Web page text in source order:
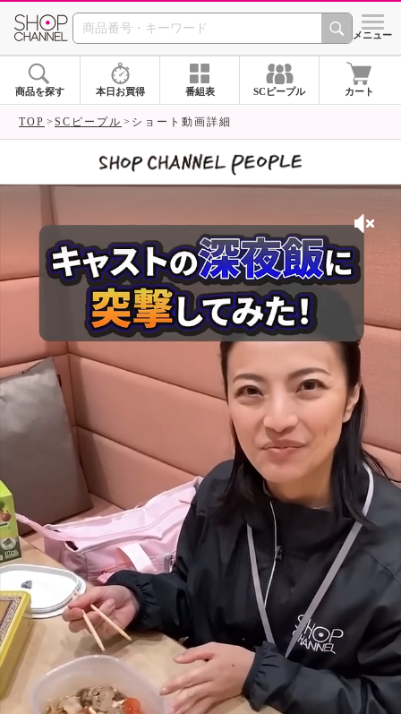
SHOP CHANNEL シメニュー
商品を探す 本日お買得 番組表 SCピープル カート
TOP SCピープル ショート動画詳細